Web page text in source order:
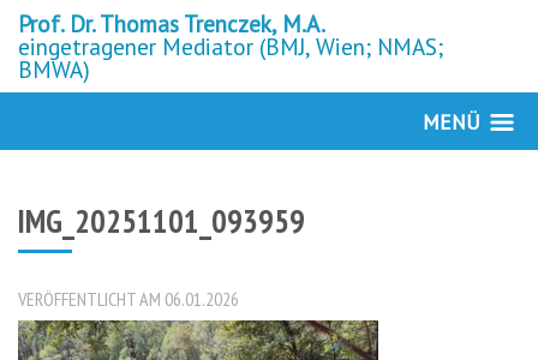
Prof. Dr. Thomas Trenczek, M.A.
eingetragener Mediator (BMJ, Wien; NMAS;
BMWA)
MENÜ
IMG_20251101_093959
VERÖFFENTLICHT AM 06.01.2026